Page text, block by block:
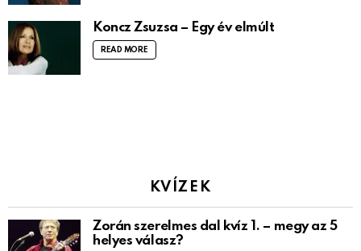
Koncz Zsuzsa – Egy év elmúlt
READ MORE
KVÍZEK
Zorán szerelmes dal kvíz 1. – megy az 5
helyes válasz?